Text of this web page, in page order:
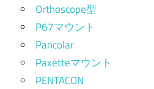
Orthoscope型
P67マウント
Pancolar
Paxetteマウント
PENTACON